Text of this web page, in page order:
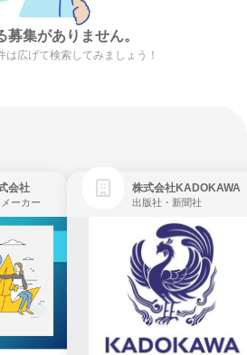
募集がありません。
は広げて検索してみましょう！
会社
ーカー
株式会社KADOKAWA
出版社・新聞社